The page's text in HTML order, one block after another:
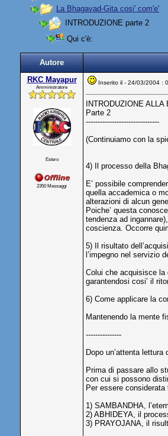
La Bhagavad-Gita cosi' com'e'
INTRODUZIONE parte 2
Qui c'è:
Autore
RKC Mayapur
Amministratore
Estero
2350 Messaggi
Inserito il - 24/03/2004 :
INTRODUZIONE
Parte 2
-------------------------------
(Continuiamo con la
4) Il processo della
E’ possibile
quella accademica o
alterazioni di alcun
Poiche’ questa
tendenza ad
coscienza. Occorre
5) Il risultato
l’impegno nel servizio
Colui che acquisisce la
garantendosi cosi’ il
6) Come applicare la
Mantenendo la mente
---------------
Dopo un’attenta
Prima di passare allo
con cui si possono
Per essere
1) SAMBANDHA,
2) ABHIDEYA, il
3) PRAYOJANA, il